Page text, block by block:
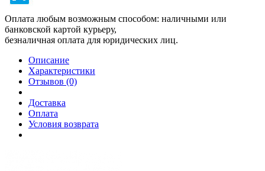
Оплата любым возможным способом: наличными или
банковской картой курьеру,
безналичная оплата для юридических лиц.
Описание
Характеристики
Отзывов (0)
Доставка
Оплата
Условия возврата